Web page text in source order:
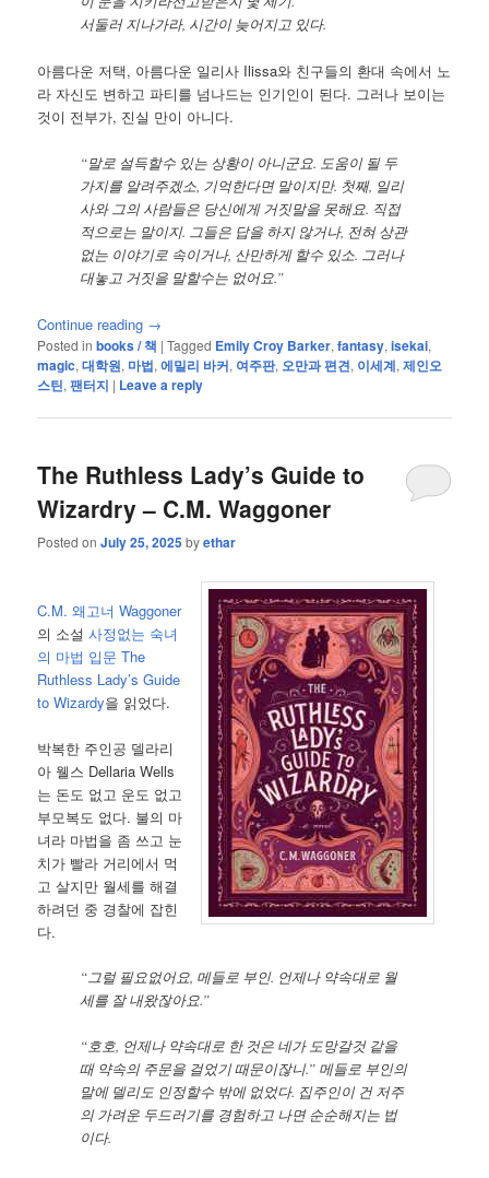
서둘러 지나가라, 시간이 늦어지고 있다.
아름다운 저택, 아름다운 일리사 Ilissa와 친구들의 환대 속에서 노
라 자신도 변하고 파티를 넘나드는 인기인이 된다. 그러나 보이는
것이 전부가, 진실 만이 아니다.
“말로 설득할수 있는 상황이 아니군요. 도움이 될 두
가지를 알려주겠소, 기억한다면 말이지만. 첫째, 일리
사와 그의 사람들은 당신에게 거짓말을 못해요. 직접
적으로는 말이지. 그들은 답을 하지 않거나, 전혀 상관
없는 이야기로 속이거나, 산만하게 할수 있소. 그러나
대놓고 거짓을 말할수는 없어요.”
Continue reading →
Posted in books / 책 |Tagged Emily Croy Barker,fantasy,isekai,
magic,대학원, 마법,에밀리 바커, 여주판, 오만과 편견, 이세계,제인오
스틴,팬터지 | Leave a reply
The Ruthless Lady’s Guide to
Wizardry – C.M. Waggoner
Posted onJuly 25, 2025 byethar
C.M. 왜고너 Waggoner
의 소설사정없는 숙녀
의 마법 입문 The
Ruthless Lady’s Guide
to Wizardy을 읽었다.
박복한 주인공 델라리
아 웰스 Dellaria Wells
는 돈도 없고 운도 없고
부모복도 없다. 불의 마
녀라 마법을 좀 쓰고 눈
치가 빨라 거리에서 먹
고 살지만 월세를 해결
하려던 중 경찰에 잡힌
다.
“그럴 필요없어요, 메들로 부인. 언제나 약속대로 월
세를 잘 내왔잖아요.”
“호호, 언제나 약속대로 한 것은 네가 도망갈것 같을
때 약속의 주문을 걸었기 때문이잖니.” 메들로 부인의
말에 델리도 인정할수 밖에 없었다. 집주인이 건 저주
의 가려운 두드러기를 경험하고 나면 순순해지는 법
이다.